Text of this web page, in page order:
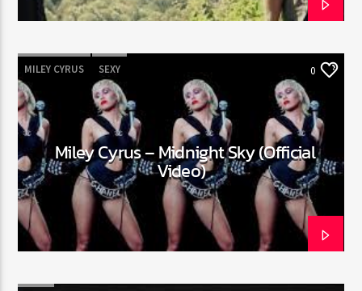
MILEY CYRUS SEXY 0
Miley Cyrus – Midnight Sky (Official
Video)